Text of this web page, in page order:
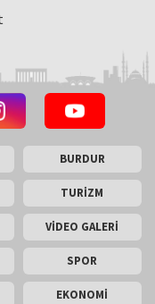
BURDUR
TURİZM
VİDEO GALERİ
SPOR
EKONOMİ